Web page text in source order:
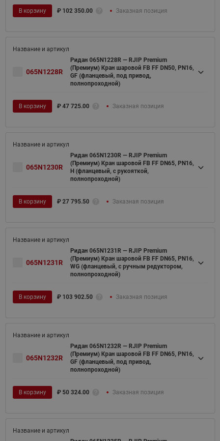
В корзину ₽ 102 350.00 Заказная позиция
065N1228R
Ридан 065N1228R — RJIP Premium
(Премиум) Кран шаровой FB FF DN50, PN16,
GF (фланцевый, под привод,
полнопроходной)
В корзину ₽ 47 725.00 Заказная позиция
065N1230R
Ридан 065N1230R — RJIP Premium
(Премиум) Кран шаровой FB FF DN65, PN16,
H (фланцевый, с рукояткой,
полнопроходной)
В корзину ₽ 27 795.50 Заказная позиция
065N1231R
Ридан 065N1231R — RJIP Premium
(Премиум) Кран шаровой FB FF DN65, PN16,
WG (фланцевый, с ручным редуктором,
полнопроходной)
В корзину ₽ 103 902.50 Заказная позиция
065N1232R
Ридан 065N1232R — RJIP Premium
(Премиум) Кран шаровой FB FF DN65, PN16,
GF (фланцевый, под привод,
полнопроходной)
В корзину ₽ 50 324.00 Заказная позиция